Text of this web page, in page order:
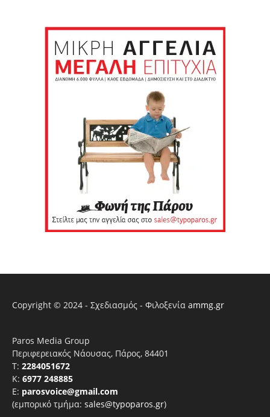
Copyright © 2024 - Σχεδιασμός - Φιλοξενία ammg.gr
Paros Media Group
Περιφερειακός Νάουσας, Πάρος, 84401
T: 2284051672
Κ: 6977 248885
E: parosvoice@gmail.com
(εμπορικό τμήμα: sales@typoparos.gr)